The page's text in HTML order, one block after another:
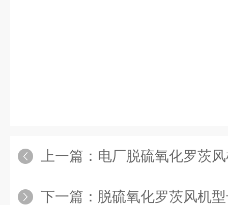
上一篇： 电厂脱硫氧化罗茨
下一篇： 脱硫氧化罗茨风机